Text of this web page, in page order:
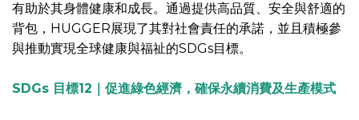
有助於其身體健康和成長。通過提供高品質、安全與舒適的
背包，HUGGER展現了其對社會責任的承諾，並且積極參
與推動實現全球健康與福祉的SDGs目標。
SDGs 目標12｜促進綠色經濟，確保永續消費及生產模式